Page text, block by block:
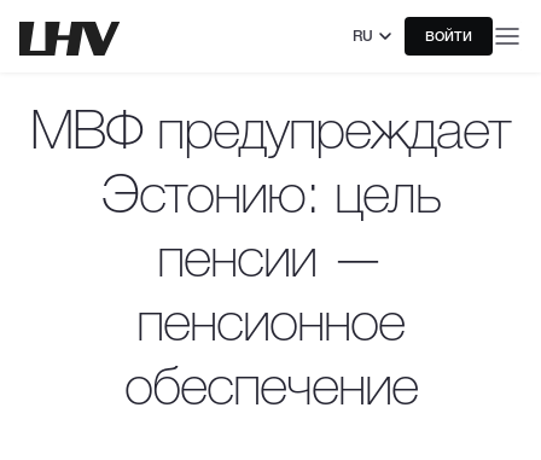
RU ВОЙТИ
МВФ предупреждает
Эстонию: цель
пенсии —
пенсионное
обеспечение